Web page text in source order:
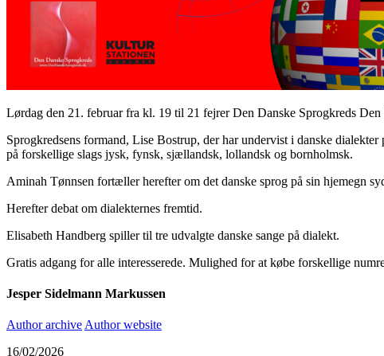
Lørdag den 21. februar fra kl. 19 til 21 fejrer Den Danske Sprogkreds
Sprogkredsens formand, Lise Bostrup, der har undervist i danske
på forskellige slags jysk, fynsk, sjællandsk, lollandsk og bornholmsk.
Aminah Tønnsen fortæller herefter om det danske sprog på sin hjemegn
Herefter debat om dialekternes fremtid.
Elisabeth Handberg spiller til tre udvalgte danske sange på dialekt.
Gratis adgang for alle interesserede. Mulighed for at købe forskellige
Jesper Sidelmann Markussen
Author archive Author website
16/02/2026